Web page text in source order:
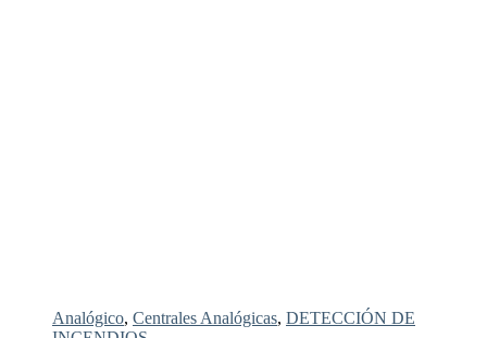
Analógico, Centrales Analógicas, DETECCIÓN DE